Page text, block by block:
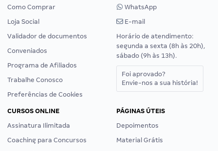
Como Comprar
Loja Social
Validador de documentos
Conveniados
Programa de Afiliados
Trabalhe Conosco
Preferências de Cookies
WhatsApp
E-mail
Horário de atendimento:
segunda a sexta (8h às 20h),
sábado (9h às 13h).
Foi aprovado?
Envie-nos a sua história!
CURSOS ONLINE
Assinatura Ilimitada
Coaching para Concursos
PÁGINAS ÚTEIS
Depoimentos
Material Grátis